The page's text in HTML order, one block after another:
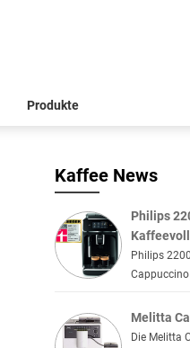
Produkte
Kaffee News
Philips
Philips
Cappuccino
Melitta
Die Melitta